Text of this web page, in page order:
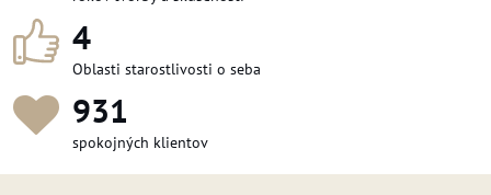
4
Oblasti starostlivosti o seba
1 029
spokojných klientov